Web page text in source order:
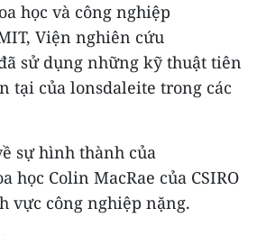
học và công nghiệp
Viện nghiên cứu
sử dụng những kỹ thuật tiên
tại của lonsdaleite trong các
sự hình thành của
Colin MacRae của CSIRO
vực công nghiệp nặng.